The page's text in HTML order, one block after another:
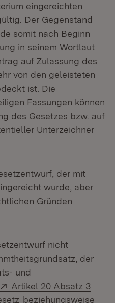
eingereichten
Der Gegenstand
somit nach Beginn
in seinem Wortlaut
auf Zulassung des
von den geleisteten
ist. Die
Fassungen können
des Gesetzes bzw. auf
Unterzeichner
der mit
wurde, aber
Gründen
nicht
der
und
Extern:
Artikel 20 Absatz 3
(Öffnet in neuem
beziehungsweise